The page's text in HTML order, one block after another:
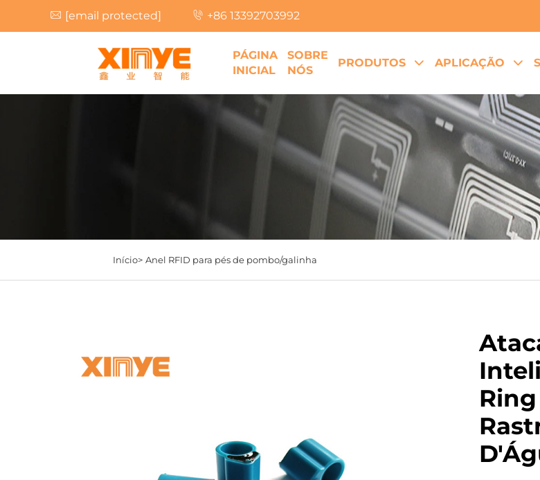
[email protected] +86 13392703992
PÁGINA
INICIAL
SOBRE
NÓS
PRODUTOS APLICAÇÃO
Início> Anel RFID para pés de pombo/galinha